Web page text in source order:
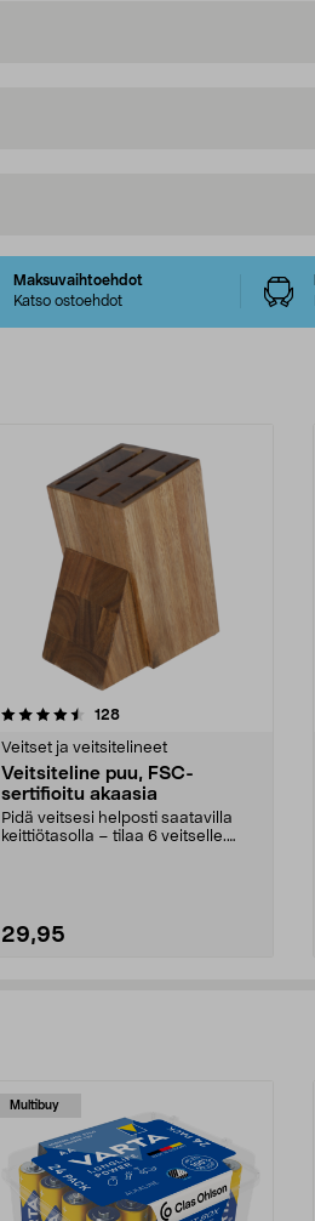
Maksuvaihtoehdot
Katso ostoehdot
128arvostelut
Veitset ja veitsitelineet
Veitsiteline puu, FSC-
sertifioitu akaasia
Pidä veitsesi helposti saatavilla
keittiötasolla – tilaa 6 veitselle.
29,95
4.5 viidestä
Multibuy